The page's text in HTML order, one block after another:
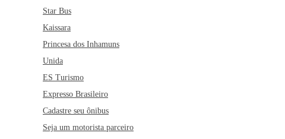
Star Bus
Kaissara
Princesa dos Inhamuns
Unida
ES Turismo
Expresso Brasileiro
Cadastre seu ônibus
Seja um motorista parceiro